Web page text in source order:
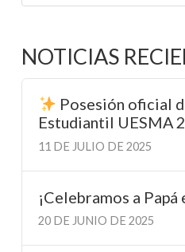
NOTICIAS
Posesión oficial
Estudiantil UESMA
11 DE JULIO DE 2025
¡Celebramos a Papá
20 DE JUNIO DE 2025